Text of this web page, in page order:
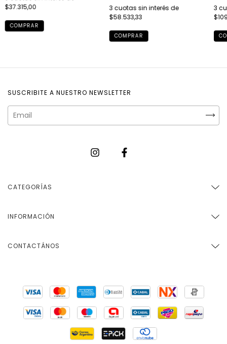
$37.315,00
COMPRAR
3 cuotas sin interés de
$58.533,33
COMPRAR
3
SUSCRIBITE A NUESTRO NEWSLETTER
CATEGORÍAS
INFORMACIÓN
CONTACTÁNOS